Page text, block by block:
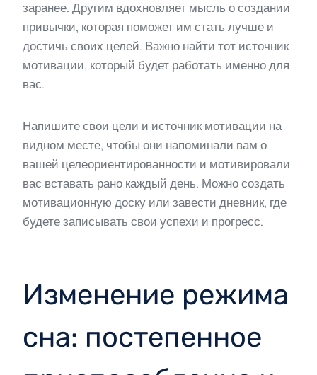
заранее. Другим вдохновляет мысль о создании
привычки, которая поможет им стать лучше и
достичь своих целей. Важно найти тот источник
мотивации, который будет работать именно для
вас.
Напишите свои цели и источник мотивации на
видном месте, чтобы они напоминали вам о
вашей целеориентированности и мотивировали
вас вставать рано каждый день. Можно создать
мотивационную доску или завести дневник, где
будете записывать свои успехи и прогресс.
Изменение режима
сна: постепенное